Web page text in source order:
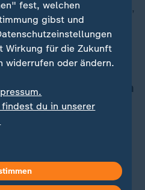
Landwirtschaft wichtig sein,
aufzusaugen.
es
gibt, sind sie in
auch aus der
so Ahrens. So könnten
fest, welchen
gibst und
Wirkung für die Zukunft
widerrufen oder ändern.
du in unserer